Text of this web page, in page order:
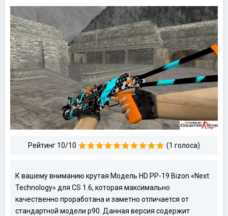
Рейтинг 10/10 (1 голоса)
К вашему вниманию крутая Модель HD PP-19 Bizon «Next
Technology» для CS 1.6, которая максимально
качественно проработана и заметно отличается от
стандартной модели p90. Данная версия содержит